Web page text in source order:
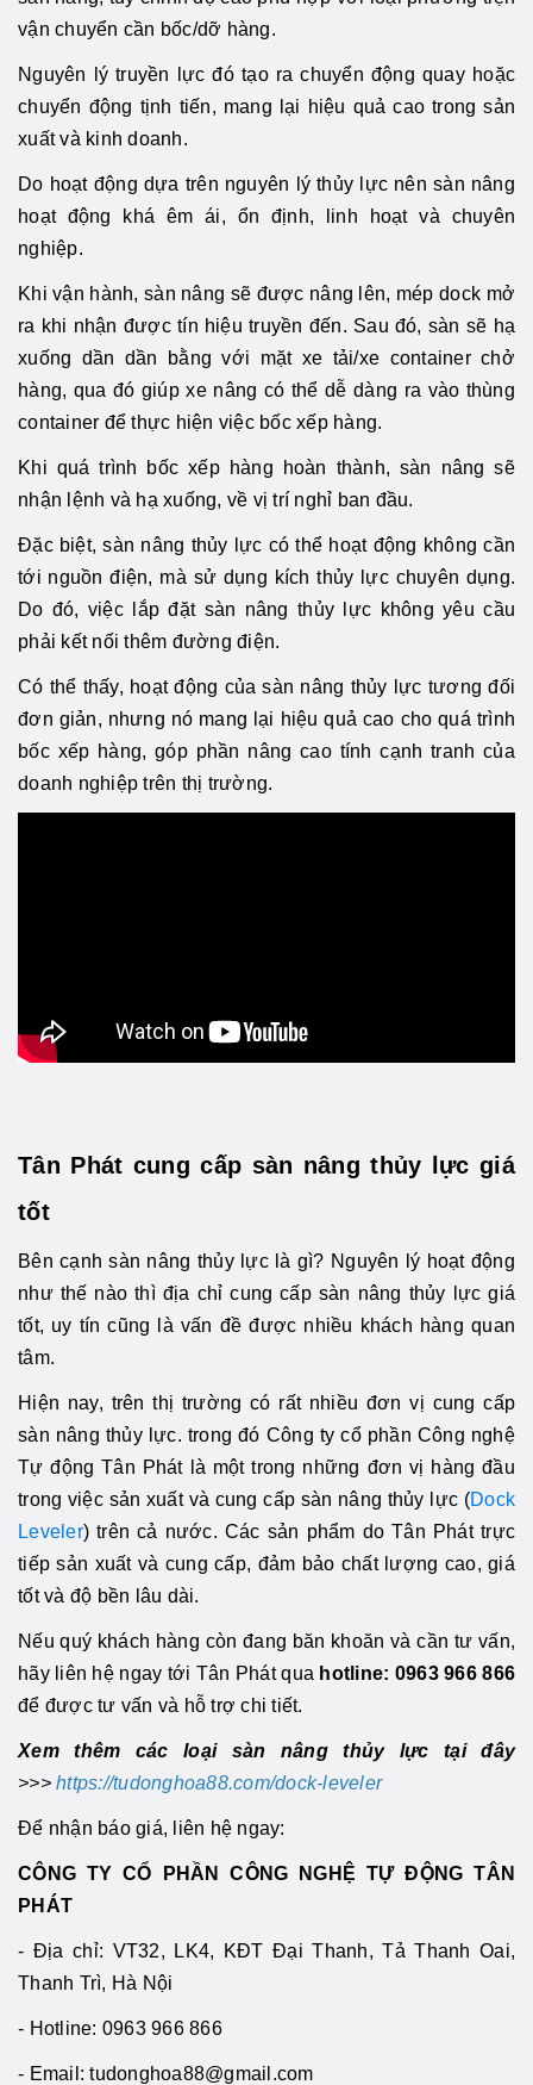
vận chuyển cần bốc/dỡ hàng.
Nguyên lý truyền lực đó tạo ra chuyển động quay hoặc
chuyển động tịnh tiến, mang lại hiệu quả cao trong sản
xuất và kinh doanh.
Do hoạt động dựa trên nguyên lý thủy lực nên sàn nâng
hoạt động khá êm ái, ổn định, linh hoạt và chuyên
nghiệp.
Khi vận hành, sàn nâng sẽ được nâng lên, mép dock mở
ra khi nhận được tín hiệu truyền đến. Sau đó, sàn sẽ hạ
xuống dần dần bằng với mặt xe tải/xe container chở
hàng, qua đó giúp xe nâng có thể dễ dàng ra vào thùng
container để thực hiện việc bốc xếp hàng.
Khi quá trình bốc xếp hàng hoàn thành, sàn nâng sẽ
nhận lệnh và hạ xuống, về vị trí nghỉ ban đầu.
Đặc biệt, sàn nâng thủy lực có thể hoạt động không cần
tới nguồn điện, mà sử dụng kích thủy lực chuyên dụng.
Do đó, việc lắp đặt sàn nâng thủy lực không yêu cầu
phải kết nối thêm đường điện.
Có thể thấy, hoạt động của sàn nâng thủy lực tương đối
đơn giản, nhưng nó mang lại hiệu quả cao cho quá trình
bốc xếp hàng, góp phần nâng cao tính cạnh tranh của
doanh nghiệp trên thị trường.
Tân Phát cung cấp sàn nâng thủy lực giá
tốt
Bên cạnh sàn nâng thủy lực là gì? Nguyên lý hoạt động
như thế nào thì địa chỉ cung cấp sàn nâng thủy lực giá
tốt, uy tín cũng là vấn đề được nhiều khách hàng quan
tâm.
Hiện nay, trên thị trường có rất nhiều đơn vị cung cấp
sàn nâng thủy lực. trong đó Công ty cổ phần Công nghệ
Tự động Tân Phát là một trong những đơn vị hàng đầu
trong việc sản xuất và cung cấp sàn nâng thủy lực (Dock
Leveler) trên cả nước. Các sản phẩm do Tân Phát trực
tiếp sản xuất và cung cấp, đảm bảo chất lượng cao, giá
tốt và độ bền lâu dài.
Nếu quý khách hàng còn đang băn khoăn và cần tư vấn,
hãy liên hệ ngay tới Tân Phát qua hotline: 0963 966 866
để được tư vấn và hỗ trợ chi tiết.
Xem thêm các loại sàn nâng thủy lực tại đây
>>> https://tudonghoa88.com/dock-leveler
Để nhận báo giá, liên hệ ngay:
CÔNG TY CỔ PHẦN CÔNG NGHỆ TỰ ĐỘNG TÂN
PHÁT
- Địa chỉ: VT32, LK4, KĐT Đại Thanh, Tả Thanh Oai,
Thanh Trì, Hà Nội
- Hotline: 0963 966 866
- Email: tudonghoa88@gmail.com